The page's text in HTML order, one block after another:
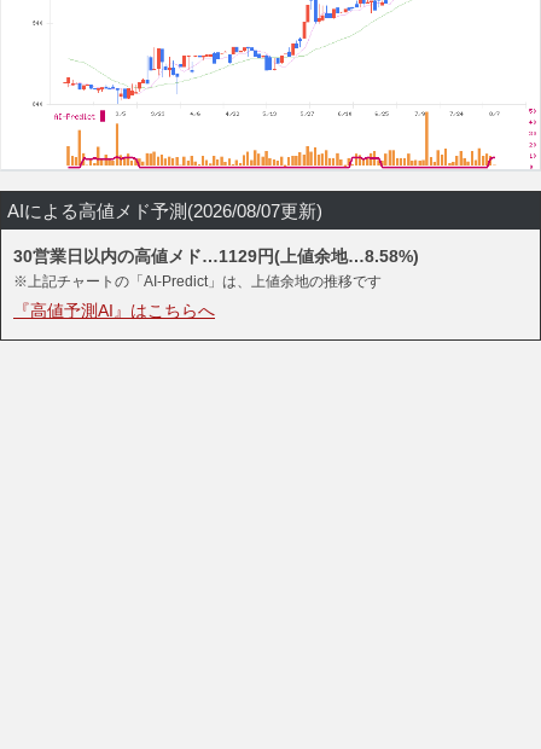
AIによる高値メド予測(2026/08/07更新)
30営業日以内の高値メド…1129円(上値余地…8.58%)
※上記チャートの「AI-Predict」は、上値余地の推移です
『高値予測AI』はこちらへ